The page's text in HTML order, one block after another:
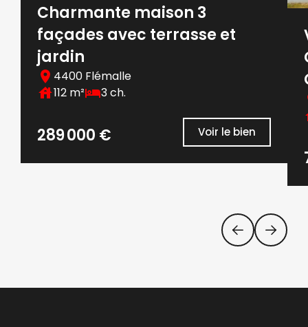
Charmante maison 3
façades avec terrasse et
jardin
4400 Flémalle
112 m²
3 ch.
289 000 € Voir le bien